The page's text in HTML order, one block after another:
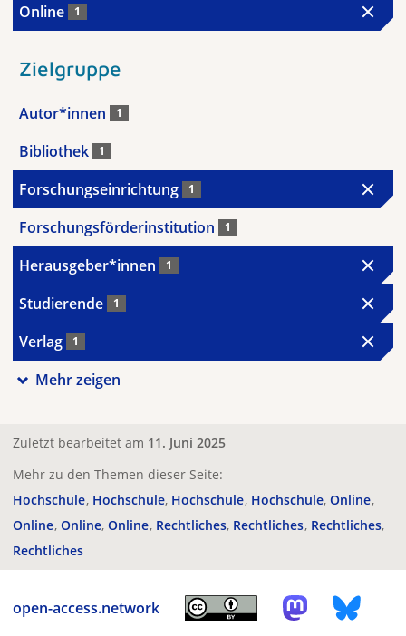
Online 1
Zielgruppe
Autor*innen 1
Bibliothek 1
Forschungseinrichtung 1
Forschungsförderinstitution 1
Herausgeber*innen 1
Studierende 1
Verlag 1
Mehr zeigen
Zuletzt bearbeitet am 11. Juni 2025
Mehr zu den Themen dieser Seite:
Hochschule Hochschule Hochschule Hochschule Online
Online Online Online Rechtliches Rechtliches Rechtliches
Rechtliches
open-access.network